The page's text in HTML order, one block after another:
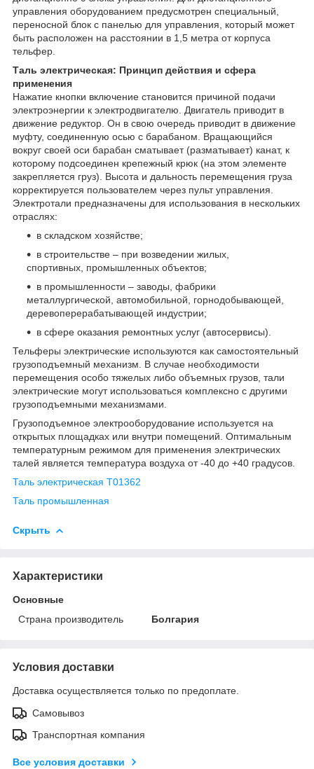
управления оборудованием предусмотрен специальный,
переносной блок с панелью для управления, который может
быть расположен на расстоянии в 1,5 метра от корпуса
тельфер.
Таль электрическая: Принцип действия и сфера
применения
Нажатие кнопки включение становится причиной подачи
электроэнергии к электродвигателю. Двигатель приводит в
движение редуктор. Он в свою очередь приводит в движение
муфту, соединенную осью с барабаном. Вращающийся
вокруг своей оси барабан сматывает (разматывает) канат, к
которому подсоединен крепежный крюк (на этом элементе
закрепляется груз). Высота и дальность перемещения груза
корректируется пользователем через пульт управления.
Электротали предназначены для использования в нескольких
отраслях:
в складском хозяйстве;
в строительстве – при возведении жилых,
спортивных, промышленных объектов;
в промышленности – заводы, фабрики
металлургической, автомобильной, горнодобывающей,
деревоперерабатывающей индустрии;
в сфере оказания ремонтных услуг (автосервисы).
Тельферы электрические используются как самостоятельный
грузоподъемный механизм. В случае необходимости
перемещения особо тяжелых либо объемных грузов, тали
электрические могут использоваться комплексно с другими
грузоподъемными механизмами.
Грузоподъемное электрооборудование используется на
открытых площадках или внутри помещений. Оптимальным
температурным режимом для применения электрических
талей является температура воздуха от -40 до +40 градусов.
Таль электрическая Т01362
Таль промышленная
Скрыть
Характеристики
Основные
Страна производитель
Болгария
Условия доставки
Доставка осуществляется только по предоплате.
Самовывоз
Транспортная компания
Все условия доставки